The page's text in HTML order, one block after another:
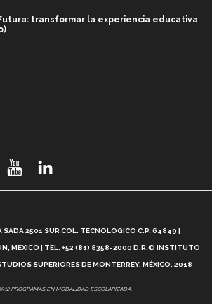
transformar la experiencia educativa
es el Modelo Educativo Tec? (video)
Feminismo e Inteligencia Artificial, Paola
SADA 2501 SUR COL. TECNOLÓGICO C.P. 64849 |
MÉXICO | TEL. +52 (81) 8358-2000 D.R.© INSTITUTO
SUPERIORES DE MONTERREY, MÉXICO. 2018
PROGRAMAS EN MODALIDAD ESCOLARIZADA.